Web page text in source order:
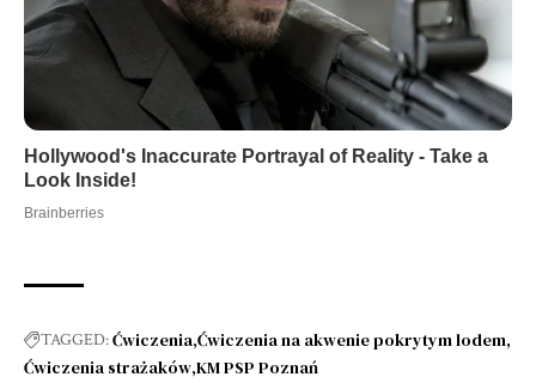
TAGGED:Ćwiczenia Ćwiczenia na akwenie pokrytym lodem
Ćwiczenia strażaków KM PSP Poznań